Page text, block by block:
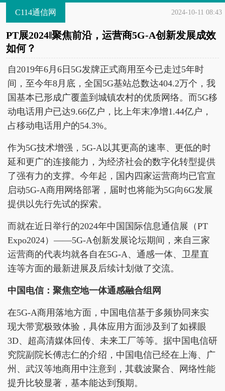
C114通信网 2024-10-11 08:43
PT展2024‖聚焦前沿，运营商5G-A创新发展成效
如何？
自2019年6月6日5G发牌正式商用至今已走过5年时
间，至今年8月底，全国5G基站总数达404.2万个，我
国基本已形成广覆盖到城镇农村的优质网络。而5G移
动电话用户已达9.66亿户，比上年末净增1.44亿户，
占移动电话用户的54.3%。
作为5G技术增强，5G-A以其更高的速率、更低的时
延和更广的连接能力，为经济社会的数字化转型提供
了强有力的支撑。今年起，国内四家运营商均已官宣
启动5G-A商用网络部署，届时也将能为5G向6G发展
提供以先行先试的探索。
而就在近日举行的2024年中国国际信息通信展（PT
Expo2024）——5G-A创新发展论坛期间，来自三家
运营商的代表均就各自在5G-A、通感一体、卫星直
连等方面的最新进展及后续计划做了交流。
中国电信：聚焦空地一体通感融合组网
在5G-A商用落地方面，中国电信基于多频协同来实
现大带宽极致体验，具体应用方面涉及到了如裸眼
3D、超高清媒体回传、未来工厂等等。据中国电信研
究院副院长傅志仁的介绍，中国电信已经在上海、广
州、武汉等地商用中注意到，其载波聚合、网络性能
提升比较显著，基本能达到预期。